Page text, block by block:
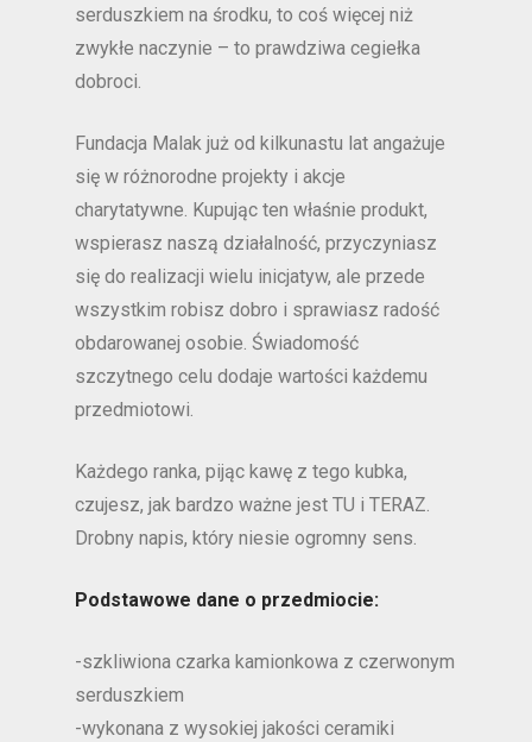
serduszkiem na środku, to coś więcej niż
zwykłe naczynie – to prawdziwa cegiełka
dobroci.
Fundacja Malak już od kilkunastu lat angażuje
się w różnorodne projekty i akcje
charytatywne. Kupując ten właśnie produkt,
wspierasz naszą działalność, przyczyniasz
się do realizacji wielu inicjatyw, ale przede
wszystkim robisz dobro i sprawiasz radość
obdarowanej osobie. Świadomość
szczytnego celu dodaje wartości każdemu
przedmiotowi.
Każdego ranka, pijąc kawę z tego kubka,
czujesz, jak bardzo ważne jest TU i TERAZ.
Drobny napis, który niesie ogromny sens.
Podstawowe dane o przedmiocie:
-szkliwiona czarka kamionkowa z czerwonym
serduszkiem
-wykonana z wysokiej jakości ceramiki